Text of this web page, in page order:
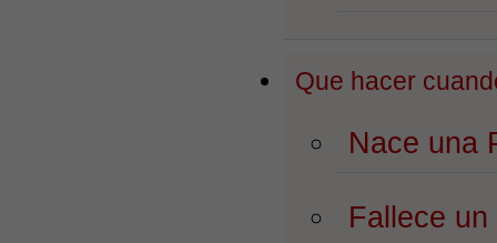
Que hacer
Nace una
Fallece